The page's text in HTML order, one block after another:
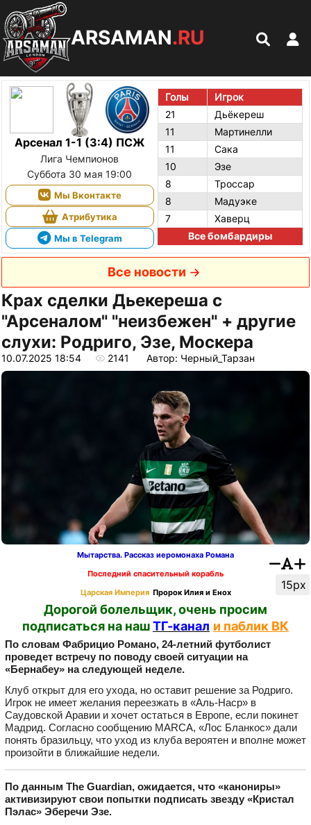
ARSAMAN.RU
Арсенал 1-1 (3:4) ПСЖ
Лига Чемпионов
Суббота 30 мая 19:00
Мы Вконтакте
Атрибутика
Мы в Telegram
Голы
Игрок
21
Дьёкереш
11
Мартинелли
11
Сака
10
Эзе
8
Троссар
8
Мадуэке
7
Хаверц
Все бомбардиры
Все новости
Крах сделки Дьекереша с
"Арсеналом" "неизбежен" + другие
слухи: Родриго, Эзе, Москера
10.07.2025 18:54 2141 Автор: Черный_Тарзан
15px
Мытарства. Рассказ иеромонаха Романа
Последний спасительный корабль
Царская Империя Пророк Илия и Енох
Дорогой болельщик, очень просим
подписаться на нашТГ-канал и паблик ВК
По словам Фабрицио Романо, 24-летний футболист
проведет встречу по поводу своей ситуации на
«Бернабеу» на следующей неделе.
Клуб открыт для его ухода, но оставит решение за Родриго.
Игрок не имеет желания переезжать в «Аль-Наср» в
Саудовской Аравии и хочет остаться в Европе, если покинет
Мадрид. Согласно сообщению MARCA, «Лос Бланкос» дали
понять бразильцу, что уход из клуба вероятен и вполне может
произойти в ближайшие недели.
По данным The Guardian, ожидается, что «канониры»
активизируют свои попытки подписать звезду «Кристал
Пэлас» Эберечи Эзе.